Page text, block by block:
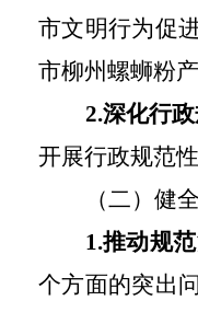
市文明行为促
市柳州螺蛳粉
2.深化行
开展行政规范
（二）健
1.推动规
个方面的突出